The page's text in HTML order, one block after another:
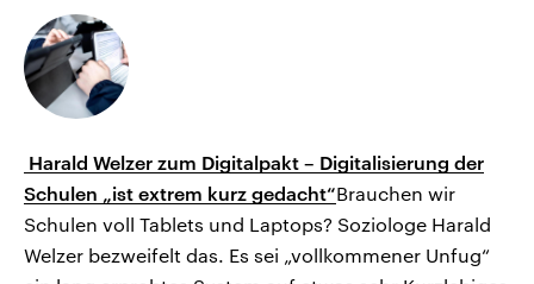
Harald Welzer zum Digitalpakt – Digitalisierung der
Schulen „ist extrem kurz gedacht“Brauchen wir
Schulen voll Tablets und Laptops? Soziologe Harald
Welzer bezweifelt das. Es sei „vollkommener Unfug“